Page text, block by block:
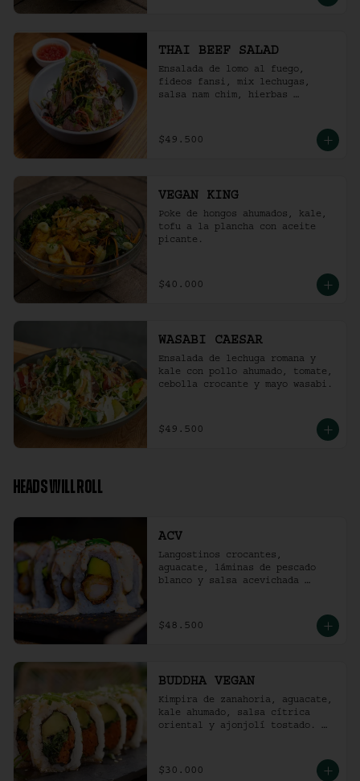
THAI BEEF SALAD
Ensalada de lomo al fuego,
fideos fansi, mix lechugas,
salsa nam chim, hierbas
tostado.
$49.500
VEGAN KING
Poke de hongos ahumados, kale,
tofu a la plancha con aceite
picante.
$40.000
WASABI CAESAR
Ensalada de lechuga romana y
kale con pollo ahumado, tomate,
cebolla crocante y mayo wasabi.
$49.500
HEADS WILL ROLL
ACV
Langostinos crocantes,
aguacate, láminas de pescado
blanco y salsa acevichada
$48.500
BUDDHA VEGAN
Kimpira de zanahoria, aguacate,
kale ahumado, salsa cítrica
oriental y ajonjolí tostado.
$30.000